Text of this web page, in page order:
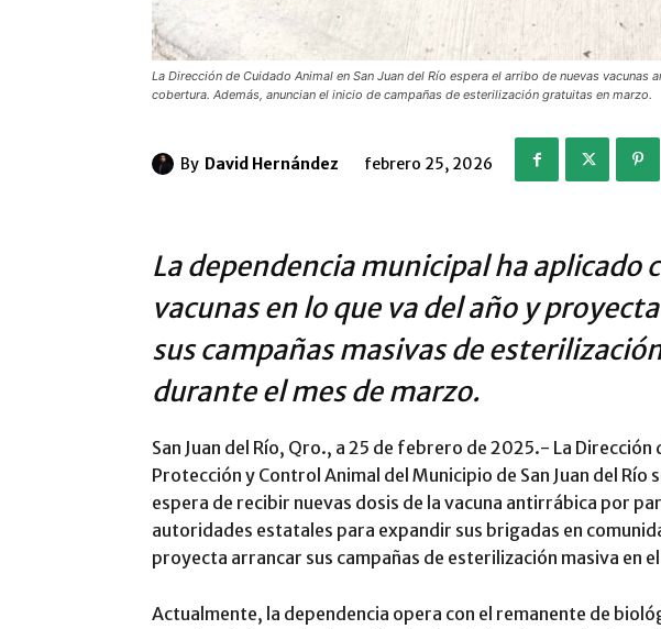
La Dirección de Cuidado Animal en San Juan del Río espera el arribo de nuevas vacunas
cobertura. Además, anuncian el inicio de campañas de esterilización gratuitas en marzo.
By David Hernández febrero 25, 2026
La dependencia municipal ha aplicado
vacunas en lo que va del año y
sus campañas masivas de
durante el mes de marzo.
​San Juan del Río, Qro., a 25 de febrero de 2025.- La Dirección
Protección y Control Animal del Municipio de San Juan del Río
espera de recibir nuevas dosis de la vacuna antirrábica por
autoridades estatales para expandir sus brigadas en
proyecta arrancar sus campañas de esterilización masiva en
​Actualmente, la dependencia opera con el remanente de